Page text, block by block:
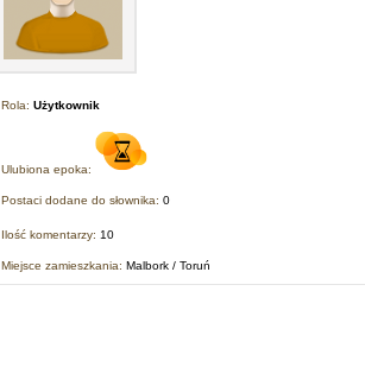
Rola: Użytkownik
Ulubiona epoka:
Postaci dodane do słownika: 0
Ilość komentarzy: 10
Miejsce zamieszkania: Malbork / Toruń